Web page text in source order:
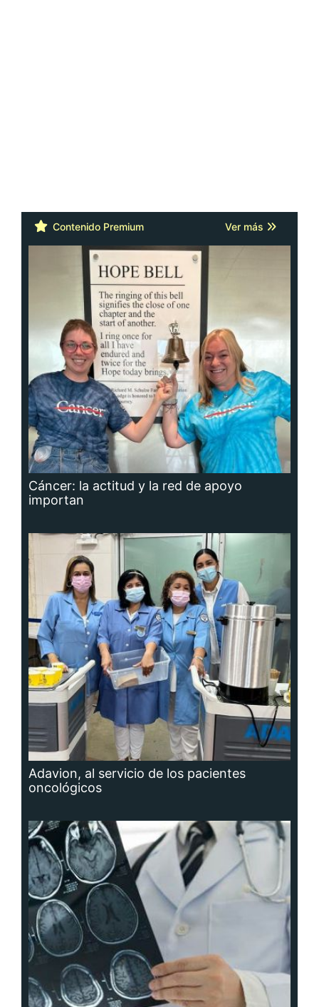
Contenido Premium Ver más
Cáncer: la actitud y la red de apoyo
importan
Adavion, al servicio de los pacientes
oncológicos